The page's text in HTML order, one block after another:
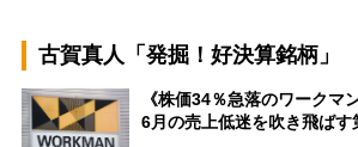
古賀真人「発掘！好決算銘柄」
《株価34％急落のワークマ
6月の売上低迷を吹き飛ば